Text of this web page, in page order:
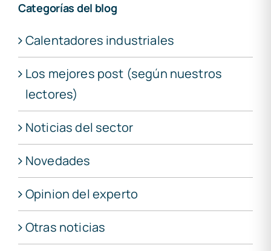
Categorías del blog
Calentadores industriales
Los mejores post (según nuestros
lectores)
Noticias del sector
Novedades
Opinion del experto
Otras noticias